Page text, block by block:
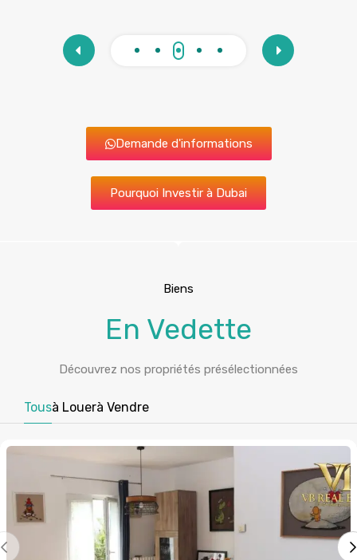
Demande d'informations
Pourquoi Investir à Dubai
Biens
En Vedette
Découvrez nos propriétés présélectionnées
Tousà Louerà Vendre